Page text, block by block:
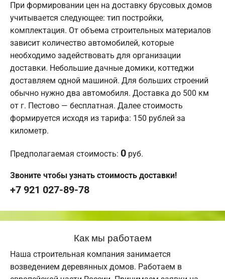
При формировании цен на доставку брусовых домов
учитывается следующее: тип постройки,
комплектация. От объема строительных материалов
зависит количество автомобилей, которые
необходимо задействовать для организации
доставки. Небольшие дачные домики, коттеджи
доставляем одной машиной. Для больших строений
обычно нужно два автомобиля. Доставка до 500 км
от г. Пестово — бесплатная. Далее стоимость
формируется исходя из тарифа: 150 рублей за
километр.
Предполагаемая стоимость: 0 руб.
Звоните чтобы узнать стоимость доставки!
+7 921 027-89-78
Как мы работаем
Наша строительная компания занимается
возведением деревянных домов. Работаем в